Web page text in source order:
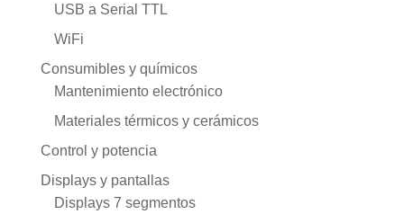
USB a Serial TTL
WiFi
Consumibles y químicos
Mantenimiento electrónico
Materiales térmicos y cerámicos
Control y potencia
Displays y pantallas
Displays 7 segmentos